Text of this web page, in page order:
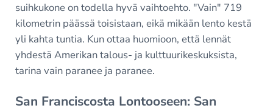
suihkukone on todella hyvä vaihtoehto. "Vain" 719
kilometrin päässä toisistaan, eikä mikään lento kestä
yli kahta tuntia. Kun ottaa huomioon, että lennät
yhdestä Amerikan talous- ja kulttuurikeskuksista,
tarina vain paranee ja paranee.
San Franciscosta Lontooseen: San